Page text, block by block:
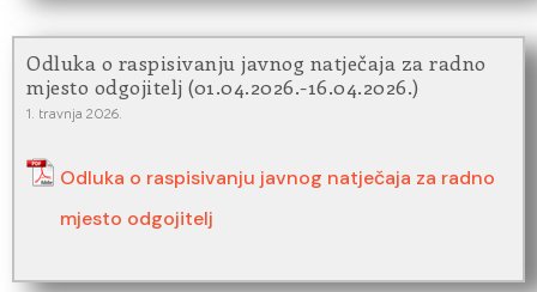
Odluka o raspisivanju javnog natječaja za radno
mjesto odgojitelj (01.04.2026.-16.04.2026.)
1. travnja 2026.
Odluka o raspisivanju javnog natječaja za radno
mjesto odgojitelj